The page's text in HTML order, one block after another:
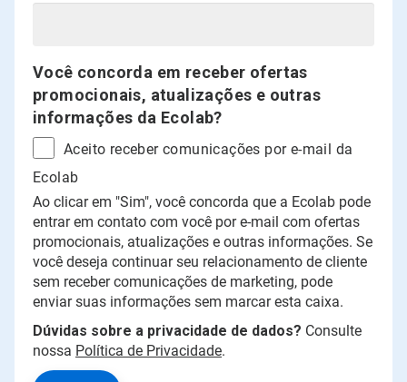
Você concorda em receber ofertas
promocionais, atualizações e outras
informações da Ecolab?
Aceito receber comunicações por e-mail da
Ecolab
Ao clicar em "Sim", você concorda que a Ecolab pode
entrar em contato com você por e-mail com ofertas
promocionais, atualizações e outras informações. Se
você deseja continuar seu relacionamento de cliente
sem receber comunicações de marketing, pode
enviar suas informações sem marcar esta caixa.
Dúvidas sobre a privacidade de dados? Consulte
nossa Política de Privacidade.